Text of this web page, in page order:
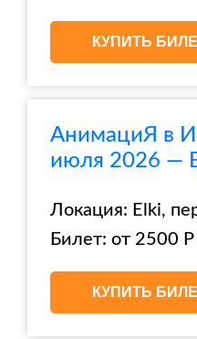
КУПИТЬ
АнимациЯ в
июля 2026 —
Локация: Elki,
Билет: от 2500 Р
КУПИТЬ